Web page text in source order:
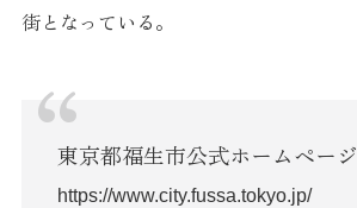
街となっている。
東京都福生市公式ホームページ
https://www.city.fussa.tokyo.jp/